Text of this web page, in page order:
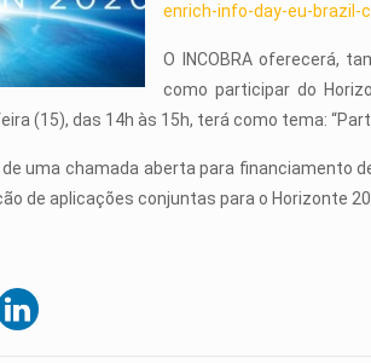
enrich-info-day-eu-brazil-
O INCOBRA oferecerá,
como participar do
(15), das 14h às 15h, terá como tema:
uma chamada aberta para financiamento
de aplicações conjuntas para o Horizonte